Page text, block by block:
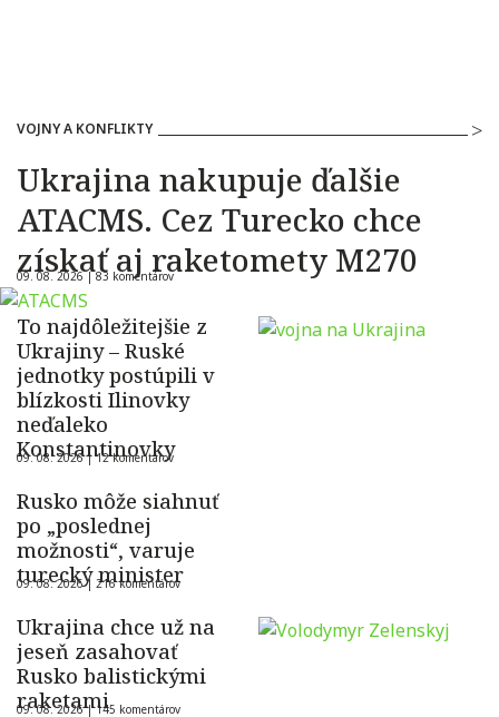
VOJNY A KONFLIKTY
Ukrajina nakupuje ďalšie
ATACMS. Cez Turecko chce
získať aj raketomety M270
09. 08. 2026 |83 komentárov
To najdôležitejšie z
Ukrajiny – Ruské
jednotky postúpili v
blízkosti Ilinovky
neďaleko
Konstantinovky
09. 08. 2026 |12 komentárov
Rusko môže siahnuť
po „poslednej
možnosti“, varuje
turecký minister
09. 08. 2026 | 216 komentárov
Ukrajina chce už na
jeseň zasahovať
Rusko balistickými
raketami
09. 08. 2026 |145 komentárov